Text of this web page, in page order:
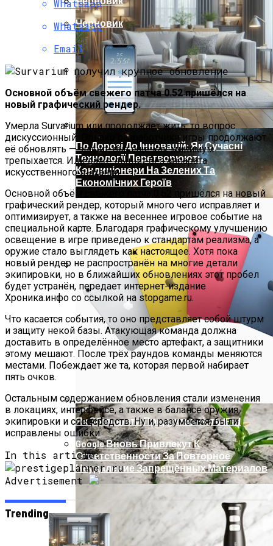
Ученые Назвали Новую Угрозу
Человечеству, Вызванную
Глобальным Потеплением
Телескоп «Хаббл» Показал Необычную
Галактику
Ученые Назвали Новую Смертельную
Как Изучать Библию
Мир Зазеркалья
По Дорозі До Інновацій: Як Сучасні
Технології Перетворюють
Кондиціонери На Зелених Та
Економічних Героїв
Як Збільшити Продуктивність IPad
Google Вновь Привлекут К
Ответственности За Повторное
Неудаление Запрещённых Материалов
Черновик
Whatsapp
Whatsapp
Email
Основной объём свежего патча 0.52 пришёлся на
новый графический рендер.
Умерла Survarium или продолжает жить, то вопрос
дискуссионный. Однако разработчики игры продолжают
её обновлять — значит, она ещё как минимум
трепыхается. Или даже дышит без аппарата
искусственного дыхания.
Основной объём свежего патча 0.52 пришёлся на новый
графический рендер, который много чего исправляет и
оптимизирует, а также на весеннее игровое событие на
специальной карте. Благодаря графическому улучшению
освещение в игре приведено к стандартам реализма, а
оружие стало выглядеть как настоящее. Хотя пока
новый рендер не распространён на многие детали
экипировки, но в ближайших обновлениях этот пробел
будет устранён, передает интернет-издание
Хроника.инфо со ссылкой на stopgame.ru.
Что касается события, то оно представляет собой штурм
и защиту некой базы. Атакующая команда должна
доставить в определённое место артефакт, а защитники
этому мешают. После трёх раундов команды меняются
местами. Побеждает же та, которая первой набирает
пять очков.
Остальным содержанием обновления стали изменения
в локациях, интерфейсе, а также в балансе оружия,
экипировки и спецсредств. Ну и, разумеется, были
исправлены ошибки.
In this article:
Advertisement
Trending